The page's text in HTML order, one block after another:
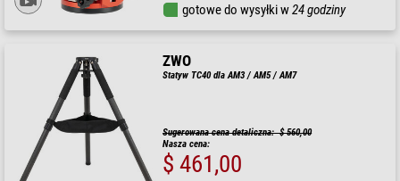
gotowe do wysyłki w24 godziny
ZWO
Statyw TC40 dla AM3 / AM5 / AM7
Sugerowana cena detaliczna: $ 560,00
Nasza cena:
$ 461,00